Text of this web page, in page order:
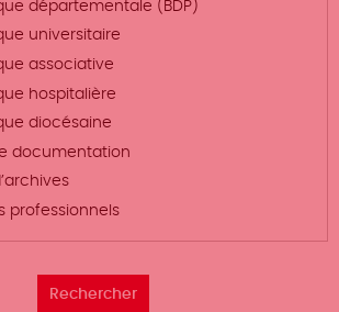
départementale (BDP)
universitaire
associative
hospitalière
diocésaine
documentation
professionnels